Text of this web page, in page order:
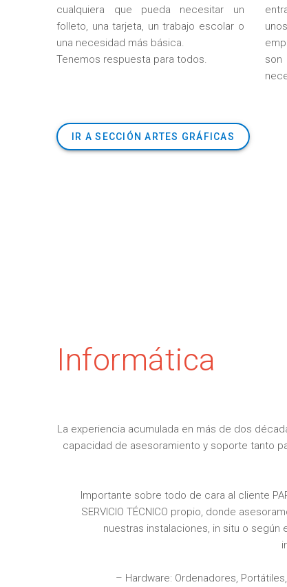
cualquiera que pueda necesitar un
folleto, una tarjeta, un trabajo escolar o
una necesidad más básica.
Tenemos respuesta para todos.
IR A SECCIÓN ARTES GRÁFICAS
Informática
La experiencia acumulada en más de dos
capacidad de asesoramiento y soporte tanto
Importante sobre todo de cara al cliente
SERVICIO TÉCNICO propio, donde
nuestras instalaciones, in situ o según
– Hardware: Ordenadores,